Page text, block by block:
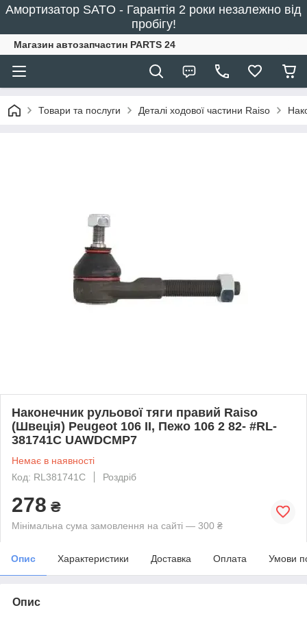
Амортизатор SATO - Гарантія 2 роки незалежно від
пробігу!
Магазин автозапчастин PARTS 24
Товари та послуги Деталі ходової частини Raiso
Наконечник рульової тяги правий Raiso
(Швеція) Peugeot 106 II, Пежо 106 2 82- #RL-
381741C UAWDCMP7
Немає в наявності
Код: RL381741C
Роздріб
278 ₴
Мінімальна сума замовлення на сайті — 300 ₴
Опис Характеристики Доставка Оплата Умови
Опис